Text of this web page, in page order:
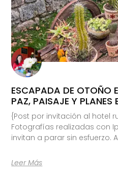
ESCAPADA DE OTOÑO
PAZ, PAISAJE Y PLANES
{Post por invitación al hotel
Fotografías realizadas con
invitan a parar sin esfuerzo.
Leer Más